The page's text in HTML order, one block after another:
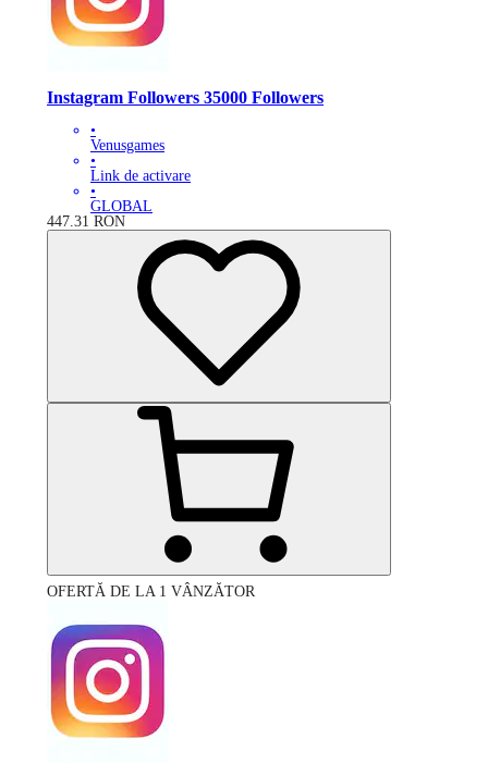
Instagram Followers 35000 Followers
•
Venusgames
•
Link de activare
•
GLOBAL
447.31 RON
OFERTĂ DE LA 1 VÂNZĂTOR